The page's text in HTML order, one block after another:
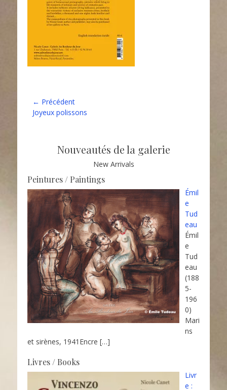
Navigation
de
← Précédent
Article
Joyeux polissons
Nouveautés de la galerie
New Arrivals
Peintures / Paintings
Émil
e
Tud
eau
Émil
e
Tud
eau
(188
5-
196
0)
Mari
ns
et sirènes, 1941Encre […]
Livres / Books
Livr
e :